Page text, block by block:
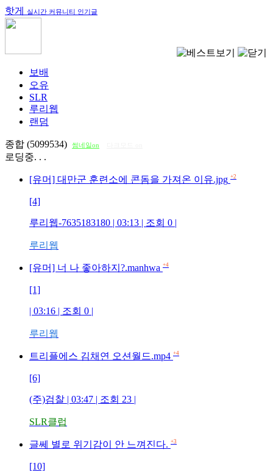
핫게 실시간 커뮤니티 인기글
보배
오유
SLR
루리웹
랜덤
종합 (5099534) 썸네일on
로딩중. . .
[유머] 대만군 훈련소에 콘돔을 가져온 이유.jpg +2
[4]
루리웹-7635183180 | 03:13 | 조회 0 |
루리웹
[유머] 너 나 좋아하지?.manhwa +4
[1]
| 03:16 | 조회 0 |
루리웹
트리플에스 김채연 오션월드.mp4 +4
[6]
(주)검찰 | 03:47 | 조회 23 |
SLR클럽
글쎄 별로 위기감이 안 느껴진다. +3
[10]